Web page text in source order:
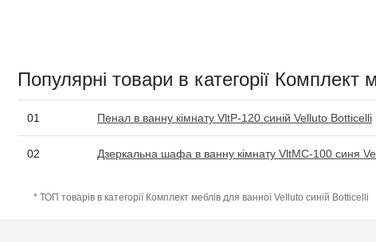
Популярні товари в категорії
01 Пенал в ванну кімнату VltP-120 синій Velluto Botticelli
02 Дзеркальна шафа в ванну кімнату VltMC-100 синя
* ТОП товарів в категорії Комплект меблів для ванної Velluto синій Botticelli